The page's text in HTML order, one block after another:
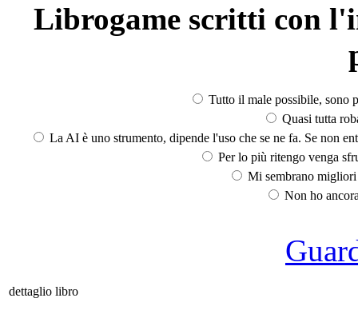
Librogame scritti con
Tutto il male possibile, sono
Quasi tutta
La AI è uno strumento, dipende l'uso che se ne fa. Se non
Per lo più ritengo venga
Mi sembrano
Non ho
dettaglio libro